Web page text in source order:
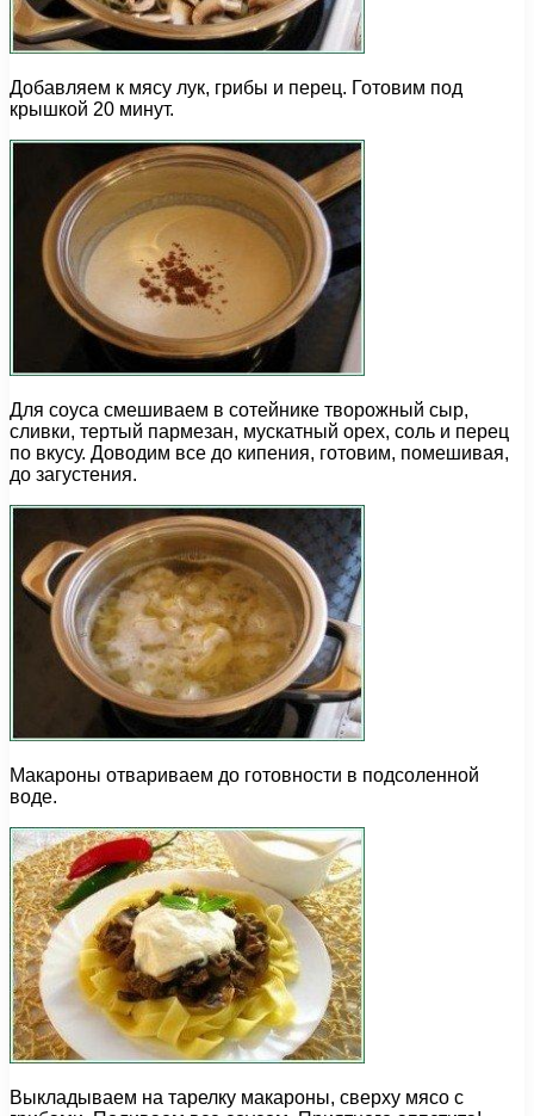
Добавляем к мясу лук, грибы и перец. Готовим под
крышкой 20 минут.
Для соуса смешиваем в сотейнике творожный сыр,
сливки, тертый пармезан, мускатный орех, соль и перец
по вкусу. Доводим все до кипения, готовим, помешивая,
до загустения.
Макароны отвариваем до готовности в подсоленной
воде.
Выкладываем на тарелку макароны, сверху мясо с